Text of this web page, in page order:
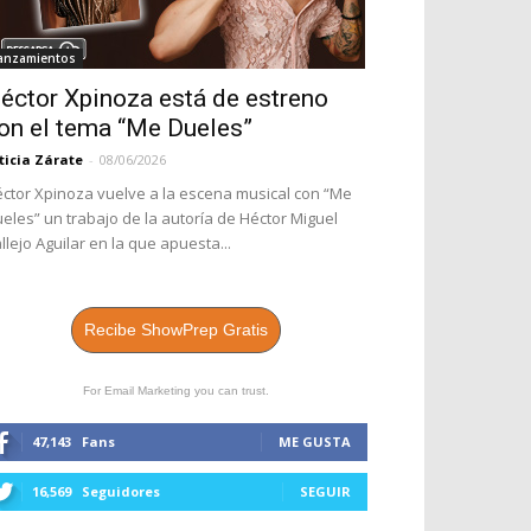
Xpinoza está de estreno
el tema “Me Dueles”
Zárate - 08/06/2026
Xpinoza vuelve a la escena musical con “Me
un trabajo de la autoría de Héctor Miguel
Aguilar en la que apuesta...
Recibe ShowPrep Gratis
For Email Marketing you can trust.
47,143 Fans ME GUSTA
16,569 Seguidores SEGUIR